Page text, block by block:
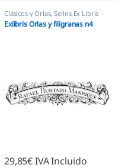
Clásicos y Orlas,Sellos Ex Libris
Exlibris Orlas y filigranas n4
29,85€IVA Incluido